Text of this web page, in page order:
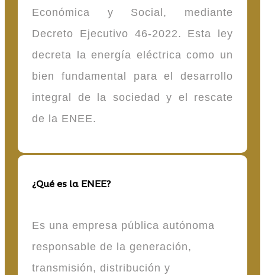
Económica y Social, mediante
Decreto Ejecutivo 46-2022. Esta ley
decreta la energía eléctrica como un
bien fundamental para el desarrollo
integral de la sociedad y el rescate
de la ENEE.
¿Qué es la ENEE?
Es una empresa pública autónoma
responsable de la generación,
transmisión, distribución y